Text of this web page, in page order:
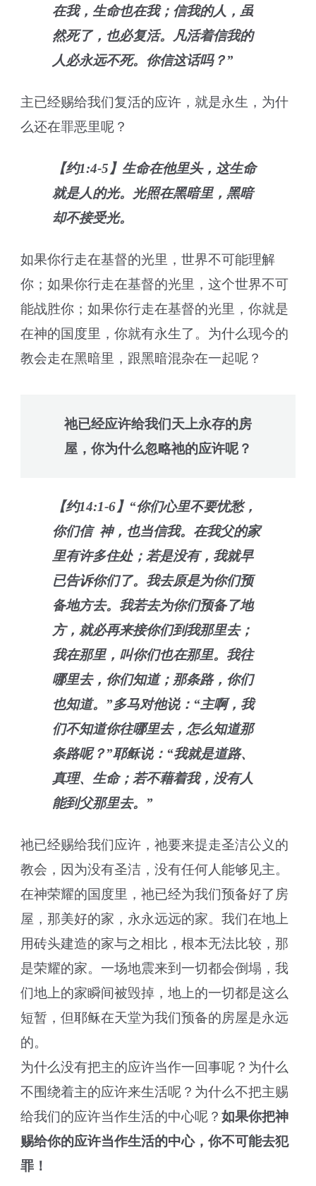
在我，生命也在我；信我的人，虽
然死了，也必复活。凡活着信我的
人必永远不死。你信这话吗？”
主已经赐给我们复活的应许，就是永生，为什
么还在罪恶里呢？
【约1:4-5】生命在他里头，这生命
就是人的光。光照在黑暗里，黑暗
却不接受光。
如果你行走在基督的光里，世界不可能理解
你；如果你行走在基督的光里，这个世界不可
能战胜你；如果你行走在基督的光里，你就是
在神的国度里，你就有永生了。为什么现今的
教会走在黑暗里，跟黑暗混杂在一起呢？
祂已经应许给我们天上永存的房
屋，你为什么忽略祂的应许呢？
【约14:1-6】“你们心里不要忧愁，
你们信 神，也当信我。在我父的家
里有许多住处；若是没有，我就早
已告诉你们了。我去原是为你们预
备地方去。我若去为你们预备了地
方，就必再来接你们到我那里去；
我在那里，叫你们也在那里。我往
哪里去，你们知道；那条路，你们
也知道。”多马对他说：“主啊，我
们不知道你往哪里去，怎么知道那
条路呢？”耶稣说：“我就是道路、
真理、生命；若不藉着我，没有人
能到父那里去。”
祂已经赐给我们应许，祂要来提走圣洁公义的
教会，因为没有圣洁，没有任何人能够见主。
在神荣耀的国度里，祂已经为我们预备好了房
屋，那美好的家，永永远远的家。我们在地上
用砖头建造的家与之相比，根本无法比较，那
是荣耀的家。一场地震来到一切都会倒塌，我
们地上的家瞬间被毁掉，地上的一切都是这么
短暂，但耶稣在天堂为我们预备的房屋是永远
的。
为什么没有把主的应许当作一回事呢？为什么
不围绕着主的应许来生活呢？为什么不把主赐
给我们的应许当作生活的中心呢？如果你把神
赐给你的应许当作生活的中心，你不可能去犯
罪！